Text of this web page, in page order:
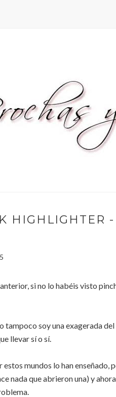
HIGHLIGHTER
si no lo habéis visto
tampoco soy una exagerada
llevar sí o sí.
mundos lo han enseñado,
nada que abrieron una) y